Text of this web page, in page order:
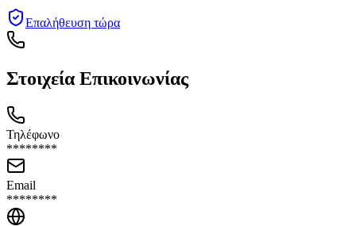
Επαλήθευση τώρα
Στοιχεία Επικοινωνίας
Τηλέφωνο
********
Email
********